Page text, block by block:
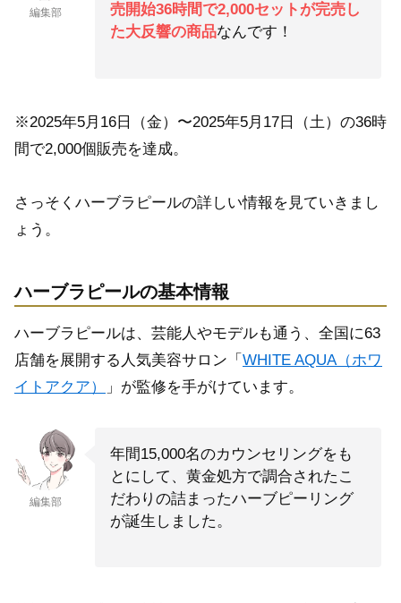
編集部
売開始36時間で2,000セットが完売し
た大反響の商品なんです！
※2025年5月16日（金）〜2025年5月17日（土）の36時
間で2,000個販売を達成。
さっそくハーブラピールの詳しい情報を見ていきまし
ょう。
ハーブラピールの基本情報
ハーブラピールは、芸能人やモデルも通う、全国に63
店舗を展開する人気美容サロン「 WHITE AQUA（ホワ
イトアクア）
」が監修を手がけています。
編集部
年間15,000名のカウンセリングをも
とにして、黄金処方で調合されたこ
だわりの詰まったハーブピーリング
が誕生しました。